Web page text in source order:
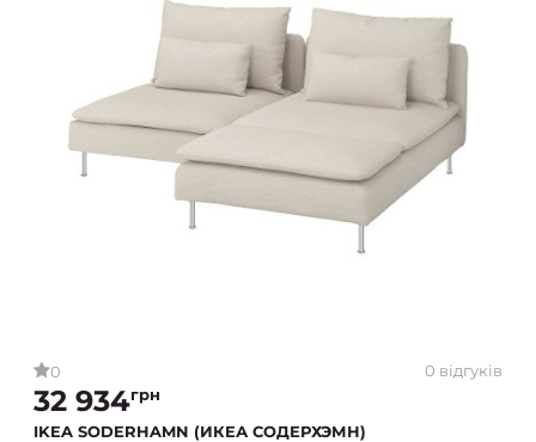
0 0 відгуків
32 934грн
IKEA SODERHAMN (ИКЕА СОДЕРХЭМН)